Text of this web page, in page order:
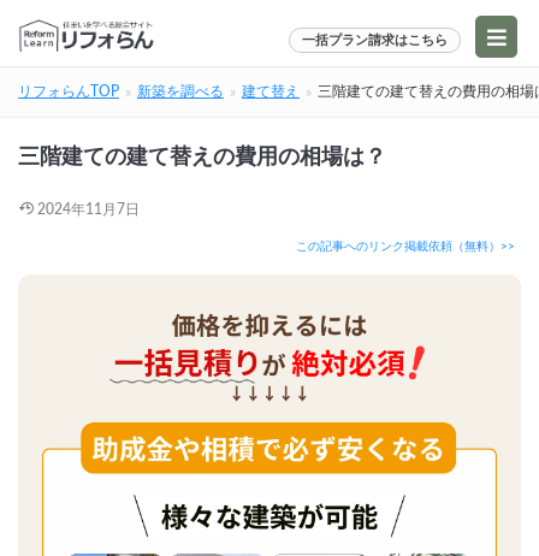
一括プラン請求はこちら
リフォらんTOP 新築を調べる 建て替え 三階建ての建て替えの費用の相場
三階建ての建て替えの費用の相場は？
2024年11月7日
この記事へのリンク掲載依頼（無料）>>